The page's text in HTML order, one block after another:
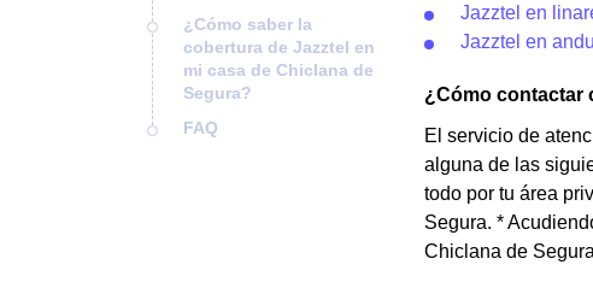
¿Cómo saber la
cobertura de Jazztel en
mi casa de Chiclana de
Segura?
FAQ
Jazztel en
Jazztel en
¿Cómo contactar
El servicio de
alguna de las
todo por tu área
Segura. *
Chiclana de